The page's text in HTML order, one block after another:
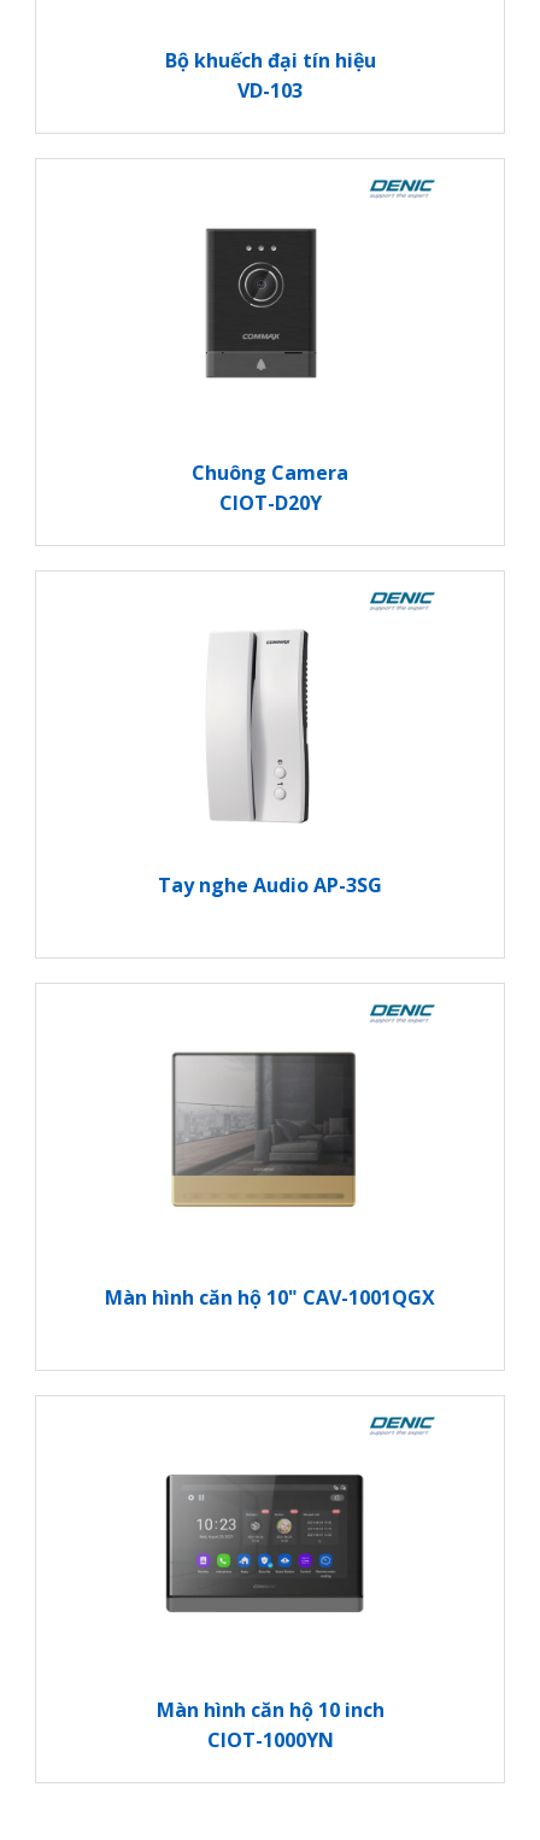
Bộ khuếch đại tín hiệu
VD-103
Chuông Camera
CIOT-D20Y
Tay nghe Audio AP-3SG
Màn hình căn hộ 10" CAV-1001QGX
Màn hình căn hộ 10 inch
CIOT-1000YN